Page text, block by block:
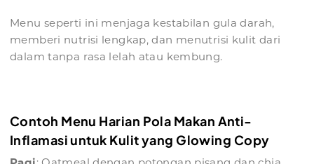
Menu seperti ini menjaga kestabilan gula darah,
memberi nutrisi lengkap, dan menutrisi kulit dari
dalam tanpa rasa lelah atau kembung.
Contoh Menu Harian Pola Makan Anti-
Inflamasi untuk Kulit yang Glowing Copy